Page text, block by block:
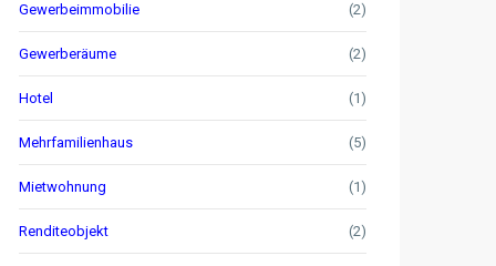
Gewerbeimmobilie (2)
Gewerberäume (2)
Hotel (1)
Mehrfamilienhaus (5)
Mietwohnung (1)
Renditeobjekt (2)